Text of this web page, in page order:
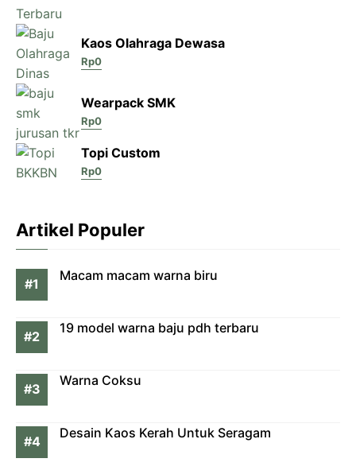
Kaos Olahraga Dewasa
Rp0
Wearpack SMK
Rp0
Topi Custom
Rp0
Artikel Populer
Macam macam warna biru
19 model warna baju pdh terbaru
Warna Coksu
Desain Kaos Kerah Untuk Seragam